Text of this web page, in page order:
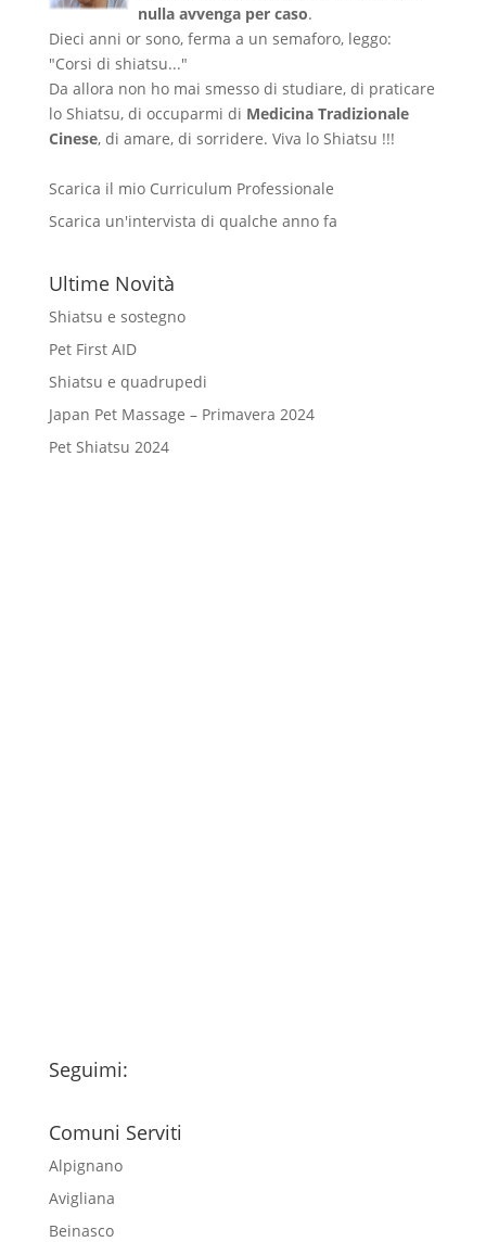
nulla avvenga per caso.
Dieci anni or sono, ferma a un semaforo, leggo:
"Corsi di shiatsu..."
Da allora non ho mai smesso di studiare, di praticare
lo Shiatsu, di occuparmi di Medicina Tradizionale
Cinese, di amare, di sorridere. Viva lo Shiatsu !!!
Scarica il mio Curriculum Professionale
Scarica un'intervista di qualche anno fa
Ultime Novità
Shiatsu e sostegno
Pet First AID
Shiatsu e quadrupedi
Japan Pet Massage – Primavera 2024
Pet Shiatsu 2024
Seguimi:
Comuni Serviti
Alpignano
Avigliana
Beinasco